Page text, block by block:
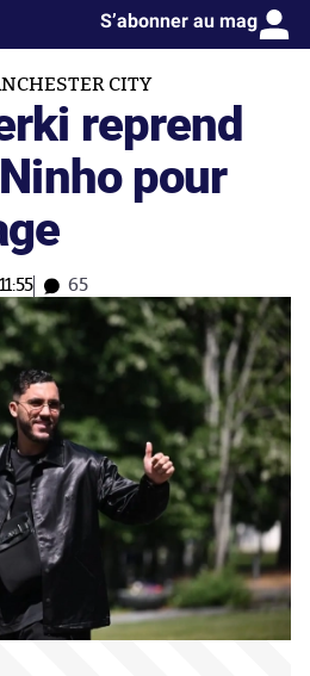
S’abonner au mag
CITY
reprend
pour
65